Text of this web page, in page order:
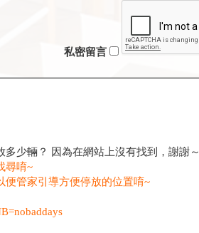
私密留言
少輛？ 因為在網站上沒有找到，謝謝～
尋唷~
便管家引導方便停放的位置唷~